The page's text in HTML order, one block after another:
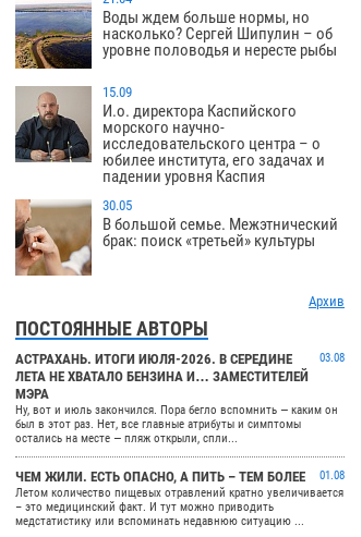
Воды ждем больше нормы, но
насколько? Сергей Шипулин – об
уровне половодья и нересте рыбы
15.09
И.о. директора Каспийского
морского научно-
исследовательского центра – о
юбилее института, его задачах и
падении уровня Каспия
30.05
В большой семье. Межэтнический
брак: поиск «третьей» культуры
Архив
ПОСТОЯННЫЕ АВТОРЫ
АСТРАХАНЬ. ИТОГИ ИЮЛЯ-2026. В СЕРЕДИНЕ
ЛЕТА НЕ ХВАТАЛО БЕНЗИНА И… ЗАМЕСТИТЕЛЕЙ
МЭРА
03.08
Ну, вот и июль закончился. Пора бегло вспомнить — каким он
был в этот раз. Нет, все главные атрибуты и симптомы
остались на месте — пляж открыли, спли...
ЧЕМ ЖИЛИ. ЕСТЬ ОПАСНО, А ПИТЬ – ТЕМ БОЛЕЕ
01.08
Летом количество пищевых отравлений кратно увеличивается
– это медицинский факт. И тут можно приводить
медстатистику или вспоминать недавнюю ситуацию ...